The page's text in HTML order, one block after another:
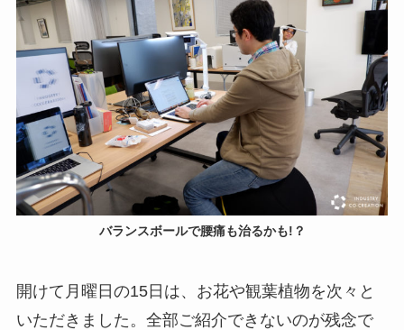
バランスボールで腰痛も治るかも!？
開けて月曜日の15日は、お花や観葉植物を次々と
いただきました。全部ご紹介できないのが残念で